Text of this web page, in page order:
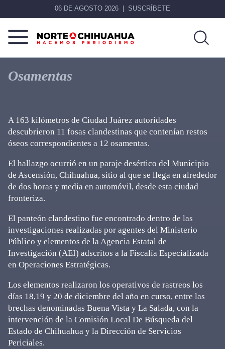
06 DE AGOSTO 2026 SUSCRÍBETE
Norte
Chihuahua
Más
que
noticias,
Osamentas
A 163 kilómetros de Ciudad Juárez autoridades
descubrieron 11 fosas clandestinas que contenían restos
óseos correspondientes a 12 osamentas.
El hallazgo ocurrió en un paraje desértico del Municipio
de Ascensión, Chihuahua, sitio al que se llega en alrededor
de dos horas y media en automóvil, desde esta ciudad
fronteriza.
El panteón clandestino fue encontrado dentro de las
investigaciones realizadas por agentes del Ministerio
Público y elementos de la Agencia Estatal de
Investigación (AEI) adscritos a la Fiscalía Especializada
en Operaciones Estratégicas.
Los elementos realizaron los operativos de rastreos los
días 18,19 y 20 de diciembre del año en curso, entre las
brechas denominadas Buena Vista y La Salada, con la
intervención de la Comisión Local De Búsqueda del
Estado de Chihuahua y la Dirección de Servicios
Periciales.